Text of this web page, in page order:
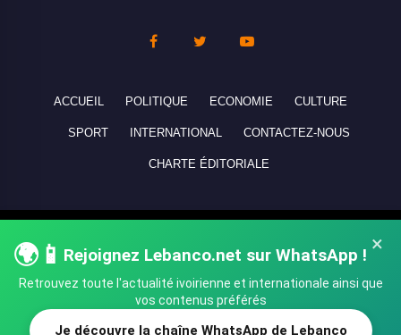
×
🌍📱 Rejoignez Lebanco.net sur WhatsApp !
Retrouvez toute l'actualité ivoirienne et internationale ainsi que
vos contenus préférés
Je découvre la chaîne WhatsApp de Lebanco
ACCUEIL POLITIQUE ECONOMIE CULTURE
SPORT INTERNATIONAL CONTACTEZ-NOUS
CHARTE ÉDITORIALE
réservés - All rights reserved.